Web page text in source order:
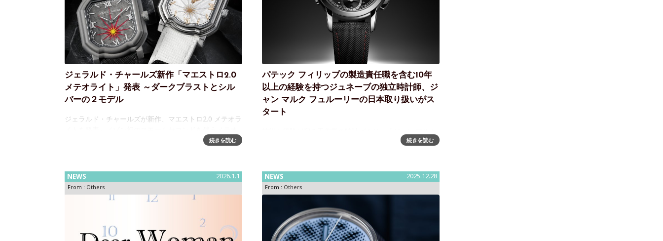
ジェラルド・チャールズ新作「マエストロ2.0
メテオライト」発表 ～ダークブラストとシル
バーの２モデル
ジェラルド・チャールズが新作、マエストロ2.0 メテオラ
ライトタイムピースジェラルド・チャールズは、2026年
続きを読む
パテック フィリップの製造責任職を含む10年
以上の経験を持つジュネーブの独立時計師、ジ
ャン マルク フュルーリーの日本取り扱いがス
タート
フュルーリー」の正規取り扱いを開始～2020年に創業し
フュルーリー（Jean-
続きを読む
NEWS 2026.1.1
From : Others
NEWS 2025.12.28
From : Others